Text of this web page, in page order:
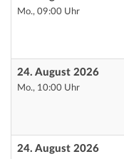
Mo., 09:00 Uhr
24. August 2026
Mo., 10:00 Uhr
24. August 2026